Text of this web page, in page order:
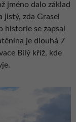
jméno dalo základ
jistý, zda Grasel
se zapsal
je dlouhá 7
Bílý kříž, kde